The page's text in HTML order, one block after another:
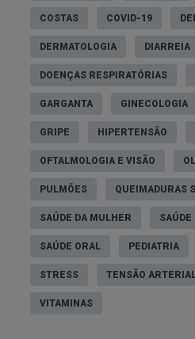
COSTAS COVID-19
DERMATOLOGIA DIARREIA
DOENÇAS RESPIRATÓRIAS
GARGANTA GINECOLOGIA
GRIPE HIPERTENSÃO
OFTALMOLOGIA E VISÃO
PULMÕES QUEIMADURAS
SAÚDE DA MULHER SAÚDE
SAÚDE ORAL PEDIATRIA
STRESS TENSÃO
VITAMINAS